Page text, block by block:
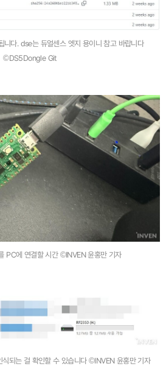
니다. dse는 듀얼센스 엣지 용이니 참고 바랍니다
©DS5Dongle Git
PC에 연결할 시간 ©INVEN 윤홍만 기자
되는 걸 확인할 수 있습니다 ©INVEN 윤홍만 기자